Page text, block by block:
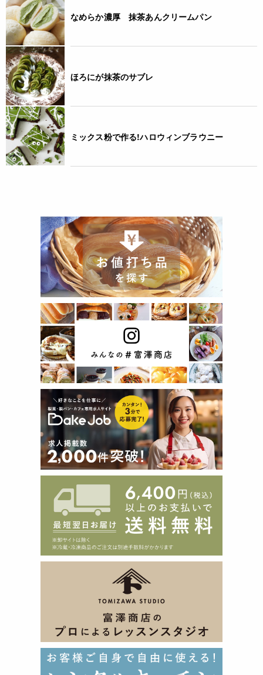
(茶葉30g当たり) エネルギー 114kcal たんぱく質 7.8g 脂質
1.2g 炭水化物 18.3g 食塩相当量 0g *この表示値は、目安で
す。
注意事項
* お茶は鮮度が大切です。開封後は袋を密閉するか密封容器に
移し、お早めにお飲みください。
* 熱湯による火傷にご注意ください。
* 品質保持の為、脱酸素剤を封入しております。食べられませ
んのでご注意ください。
ご利用方法
湯約50mlを注ぎ、茶せんで手早く混ぜます。
JANコード
4932503360366
なめらか濃厚 抹茶あんクリームパン
ほろにが抹茶のサブレ
ミックス粉で作る!ハロウィンブラウニー